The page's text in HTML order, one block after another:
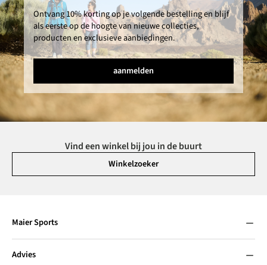
Ontvang 10% korting op je volgende bestelling en blijf
als eerste op de hoogte van nieuwe collecties,
producten en exclusieve aanbiedingen.
aanmelden
Vind een winkel bij jou in de buurt
Winkelzoeker
Maier Sports
Advies